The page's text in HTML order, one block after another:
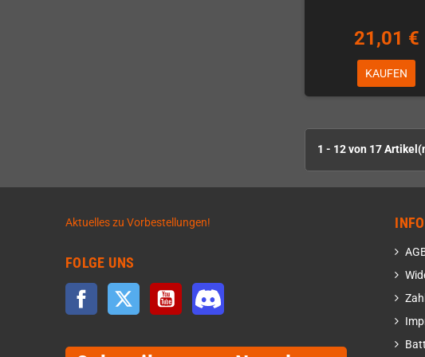
21,01 €
KAUFEN
1 - 12 von 17
Aktuelles zu Vorbestellungen!
FOLGE UNS
Facebook Twitter YouTube